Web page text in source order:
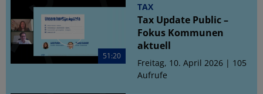
51:20
TAX
Tax Update Public –
Fokus Kommunen
aktuell
Freitag, 10. April 2026 | 105
Aufrufe